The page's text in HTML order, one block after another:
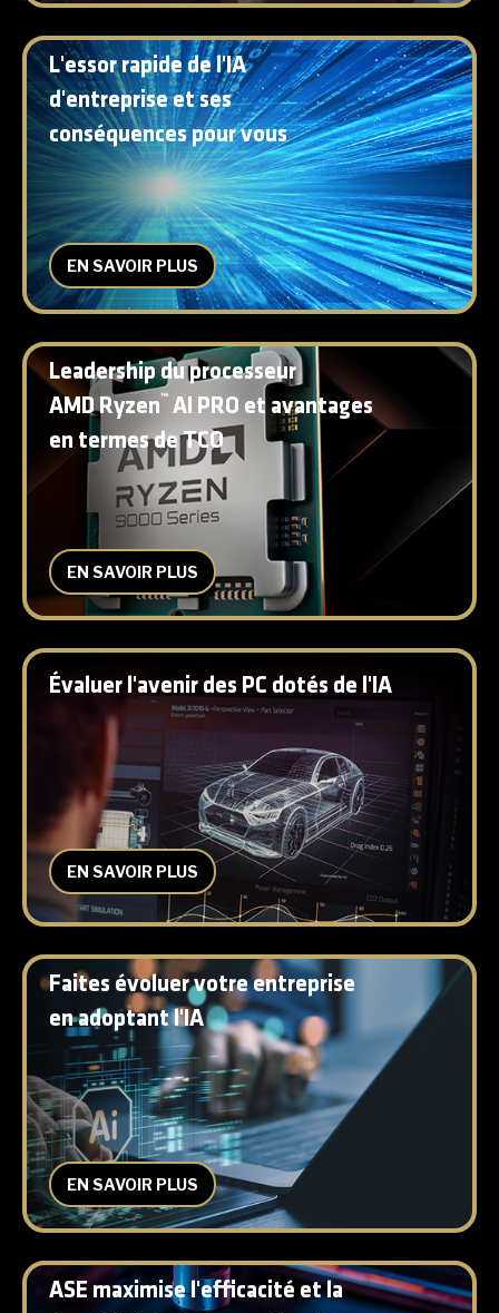
L'essor rapide de l'IA
d'entreprise et ses
conséquences pour vous
EN SAVOIR PLUS
Leadership du processeur
AMD Ryzen™ AI PRO et avantages
en termes de TCO
EN SAVOIR PLUS
Évaluer l'avenir des PC dotés de l'IA
EN SAVOIR PLUS
Faites évoluer votre entreprise
en adoptant l'IA
EN SAVOIR PLUS
ASE maximise l'efficacité et la